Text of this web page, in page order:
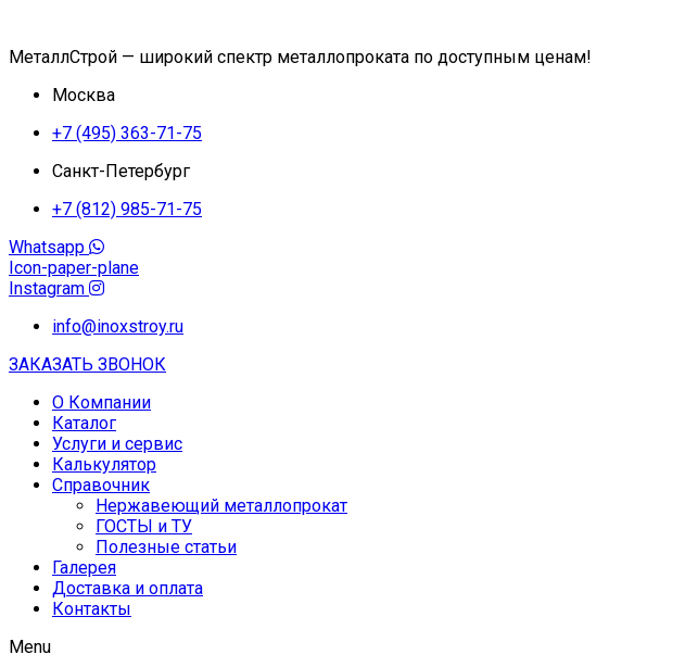
МеталлСтрой — широкий спектр металлопроката по доступным ценам!
Москва
+7 (495) 363-71-75
Санкт-Петербург
+7 (812) 985-71-75
Whatsapp
Icon-paper-plane
Instagram
info@inoxstroy.ru
ЗАКАЗАТЬ ЗВОНОК
О Компании
Каталог
Услуги и сервис
Калькулятор
Справочник
Нержавеющий металлопрокат
ГОСТЫ и ТУ
Полезные статьи
Галерея
Доставка и оплата
Контакты
Menu